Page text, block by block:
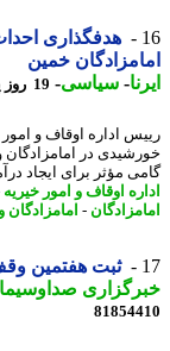
هدفگذاری احداث
خمین
-سیاسی-19 روز پیش - یکشنبه 28 تیر 1405، 08:15
اداره اوقاف و امور
در امامزادگان و
مؤثر برای ایجاد درآمد
اوقاف و امور خیریه-
-امامزادگان و
ثبت هفتمین وقف
صداوسیما-